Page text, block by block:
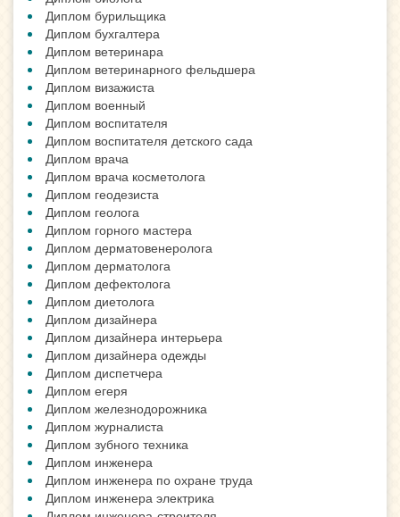
Диплом бурильщика
Диплом бухгалтера
Диплом ветеринара
Диплом ветеринарного фельдшера
Диплом визажиста
Диплом военный
Диплом воспитателя
Диплом воспитателя детского сада
Диплом врача
Диплом врача косметолога
Диплом геодезиста
Диплом геолога
Диплом горного мастера
Диплом дерматовенеролога
Диплом дерматолога
Диплом дефектолога
Диплом диетолога
Диплом дизайнера
Диплом дизайнера интерьера
Диплом дизайнера одежды
Диплом диспетчера
Диплом егеря
Диплом железнодорожника
Диплом журналиста
Диплом зубного техника
Диплом инженера
Диплом инженера по охране труда
Диплом инженера электрика